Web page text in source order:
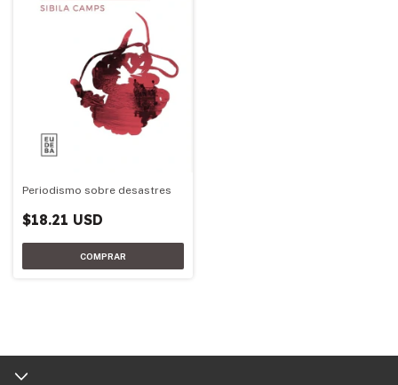
Periodismo sobre desastres
$18.21 USD